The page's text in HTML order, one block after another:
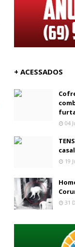
+ ACESSADOS
04
19
31